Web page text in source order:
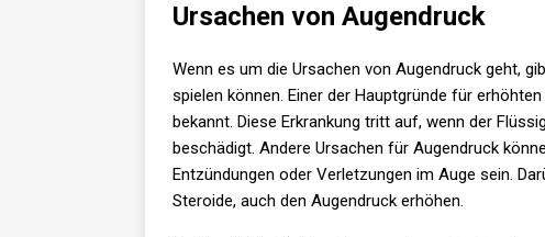
Ursachen von Augendruck
Wenn es um die Ursachen von Augendruck geht,
spielen können. Einer der Hauptgründe für
bekannt. Diese Erkrankung tritt auf, wenn der
beschädigt. Andere Ursachen für Augendruck
Entzündungen oder Verletzungen im Auge sein.
Steroide, auch den Augendruck erhöhen.